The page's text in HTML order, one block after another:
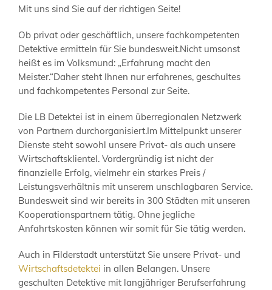
Mit uns sind Sie auf der richtigen Seite!
Ob privat oder geschäftlich, unsere fachkompetenten
Detektive ermitteln für Sie bundesweit.Nicht umsonst
heißt es im Volksmund: „Erfahrung macht den
Meister.“Daher steht Ihnen nur erfahrenes, geschultes
und fachkompetentes Personal zur Seite.
Die LB Detektei ist in einem überregionalen Netzwerk
von Partnern durchorganisiert.Im Mittelpunkt unserer
Dienste steht sowohl unsere Privat- als auch unsere
Wirtschaftsklientel. Vordergründig ist nicht der
finanzielle Erfolg, vielmehr ein starkes Preis /
Leistungsverhältnis mit unserem unschlagbaren Service.
Bundesweit sind wir bereits in 300 Städten mit unseren
Kooperationspartnern tätig. Ohne jegliche
Anfahrtskosten können wir somit für Sie tätig werden.
Auch in Filderstadt unterstützt Sie unsere Privat- und
Wirtschaftsdetektei in allen Belangen. Unsere
geschulten Detektive mit langjähriger Berufserfahrung